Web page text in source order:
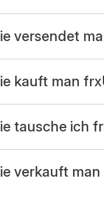
versendet
kauft man
tausche ich
verkauft man